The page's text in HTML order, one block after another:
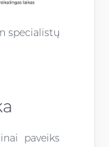
specialistų
paveiks